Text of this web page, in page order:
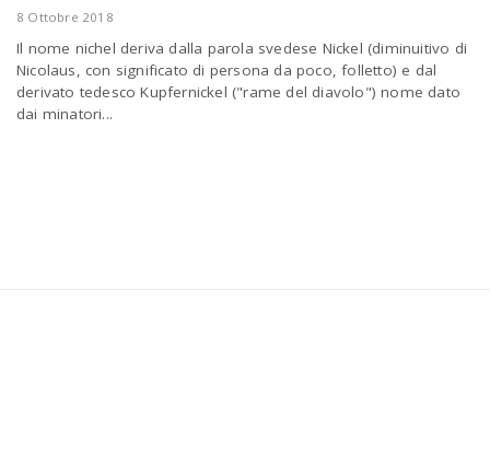
8 Ottobre 2018
Il nome nichel deriva dalla parola svedese Nickel (diminuitivo di
Nicolaus, con significato di persona da poco, folletto) e dal
derivato tedesco Kupfernickel ("rame del diavolo") nome dato
dai minatori...